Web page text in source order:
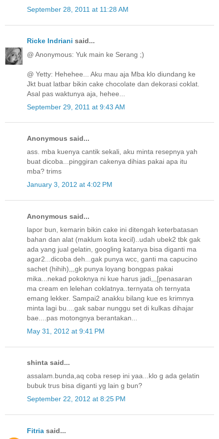
September 28, 2011 at 11:28 AM
Ricke Indriani said...
@ Anonymous: Yuk main ke Serang ;)
@ Yetty: Hehehee... Aku mau aja Mba klo diundang ke
Jkt buat latbar bikin cake chocolate dan dekorasi coklat.
Asal pas waktunya aja, hehee...
September 29, 2011 at 9:43 AM
Anonymous said...
ass. mba kuenya cantik sekali, aku minta resepnya yah
buat dicoba...pinggiran cakenya dihias pakai apa itu
mba? trims
January 3, 2012 at 4:02 PM
Anonymous said...
lapor bun, kemarin bikin cake ini ditengah keterbatasan
bahan dan alat (maklum kota kecil)..udah ubek2 tbk gak
ada yang jual gelatin, googling katanya bisa diganti ma
agar2...dicoba deh...gak punya wcc, ganti ma capucino
sachet (hihih),,,gk punya loyang bongpas pakai
mika...nekad pokoknya ni kue harus jadi,,,[penasaran
ma cream en lelehan coklatnya..ternyata oh ternyata
emang lekker. Sampai2 anakku bilang kue es krimnya
minta lagi bu....gak sabar nunggu set di kulkas dihajar
bae....pas motongnya berantakan...
May 31, 2012 at 9:41 PM
shinta said...
assalam.bunda,aq coba resep ini yaa...klo g ada gelatin
bubuk trus bisa diganti yg lain g bun?
September 22, 2012 at 8:25 PM
Fitria said...